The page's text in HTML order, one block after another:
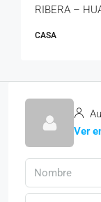
RIBERA –
CASA
Ver